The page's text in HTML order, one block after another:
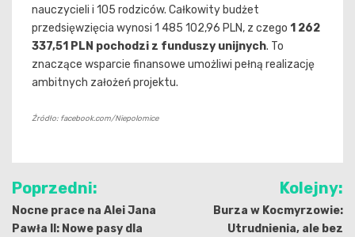
nauczycieli i 105 rodziców. Całkowity budżet
przedsięwzięcia wynosi 1 485 102,96 PLN, z czego 1 262
337,51 PLN pochodzi z funduszy unijnych. To
znaczące wsparcie finansowe umożliwi pełną realizację
ambitnych założeń projektu.
Źródło: facebook.com/Niepolomice
Nawigacja
wpisu
Poprzedni:
Nocne prace na Alei Jana
Pawła II: Nowe pasy dla
Kolejny:
Burza w Kocmyrzowie:
Utrudnienia, ale bez